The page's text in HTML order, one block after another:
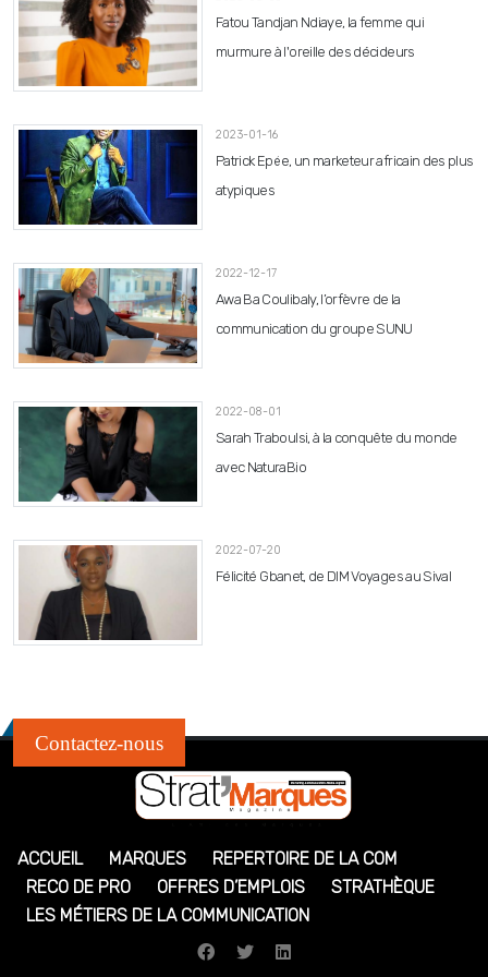
2023-03-08
Fatou Tandjan Ndiaye, la femme qui
2023-01-16
Patrick Epée, un marketeur africain des plus
2022-12-17
Awa Ba Coulibaly, l’orfèvre de la
2022-08-01
Sarah Traboulsi, à la conquête du monde
2022-07-20
Contactez-nous
ACCUEIL MARQUES
REPERTOIRE DE LA COM
RECO DE PRO
OFFRES D’EMPLOIS